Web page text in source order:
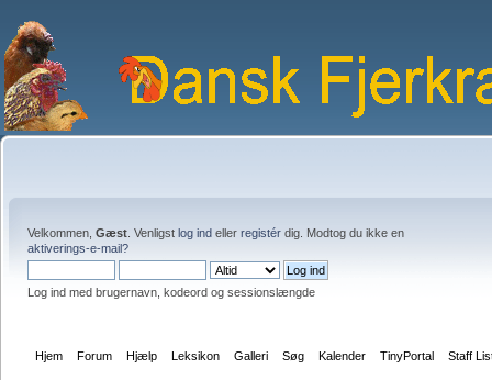
Velkommen, Gæst . Venligst log ind eller registér dig. Modtog du ikke en
aktiverings-e-mail?
Log ind med brugernavn, kodeord og sessionslængde
Hjem Forum Hjælp Leksikon Galleri Søg Kalender TinyPortal Staff